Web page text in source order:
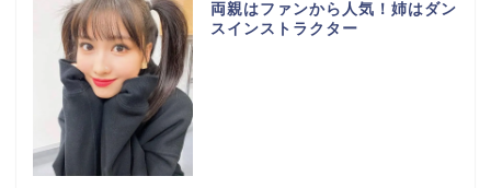
両親はファンから人気！姉はダン
スインストラクター